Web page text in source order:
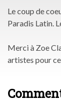
Le coup de
Paradis Latin.
Merci à Zoe
artistes pour